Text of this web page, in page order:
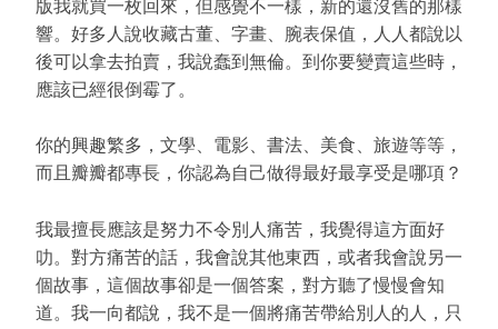
版我就買一枚回來，但感覺不一樣，新的還沒舊的那樣
響。好多人說收藏古董、字畫、腕表保值，人人都說以
後可以拿去拍賣，我說蠢到無倫。到你要變賣這些時，
應該已經很倒霉了。
你的興趣繁多，文學、電影、書法、美食、旅遊等等，
而且瓣瓣都專長，你認為自己做得最好最享受是哪項？
我最擅長應該是努力不令別人痛苦，我覺得這方面好
叻。對方痛苦的話，我會說其他東西，或者我會說另一
個故事，這個故事卻是一個答案，對方聽了慢慢會知
道。我一向都說，我不是一個將痛苦帶給別人的人，只